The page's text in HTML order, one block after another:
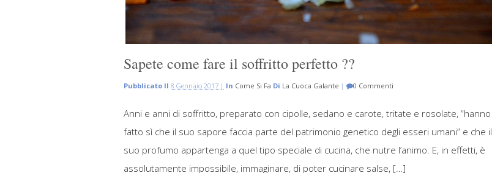
Sapete come fare il soffritto perfetto ??
Pubblicato Il 8 Gennaio 2017 | In Come Si Fa Di La Cuoca Galante | 0 Commenti
Anni e anni di soffritto, preparato con cipolle, sedano e carote, tritate e rosolate, “hanno
fatto sì che il suo sapore faccia parte del patrimonio genetico degli esseri umani” e che il
suo profumo appartenga a quel tipo speciale di cucina, che nutre l’animo. E, in effetti, è
assolutamente impossibile, immaginare, di poter cucinare salse, […]